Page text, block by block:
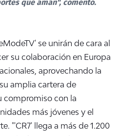
se unirán de cara al
su colaboración en Europa
aprovechando la
amplia cartera de
compromiso con la
más jóvenes y el
"'CR7' llega a más de 1.200